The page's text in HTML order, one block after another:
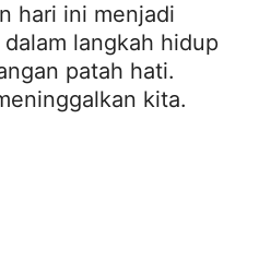
hari ini menjadi
langkah hidup
patah hati.
kita.